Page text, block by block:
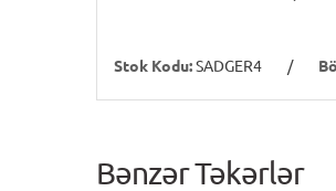
Stok Kodu:SADGER4 /
Bənzər Təkərlər